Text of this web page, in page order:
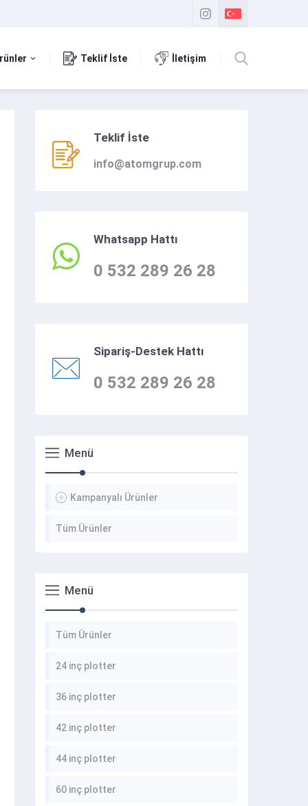
Teklif İste İletişim
Teklif İste
info@atomgrup.com
Whatsapp Hattı
0 532 289 26 28
Sipariş-Destek Hattı
0 532 289 26 28
Menü
Kampanyalı Ürünler
Tüm Ürünler
Menü
Tüm Ürünler
24 inç plotter
36 inç plotter
42 inç plotter
44 inç plotter
60 inç plotter